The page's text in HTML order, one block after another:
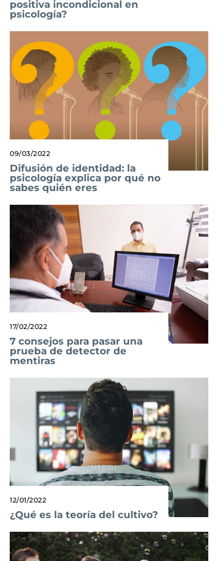
positiva incondicional en
psicología?
09/03/2022
Difusión de identidad: la
psicología explica por qué no
sabes quién eres
17/02/2022
7 consejos para pasar una
prueba de detector de
mentiras
12/01/2022
¿Qué es la teoría del cultivo?